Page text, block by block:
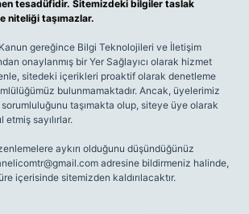
tesadüfidir. Sitemizdeki bilgiler taslak
niteliği taşımazlar.
Kanun gereğince Bilgi Teknolojileri ve İletişim
onaylanmış bir Yer Sağlayıcı olarak hizmet
sitedeki içerikleri proaktif olarak denetleme
bulunmamaktadır. Ancak, üyelerimiz
taşımakta olup, siteye üye olarak
sayılırlar.
aykırı olduğunu düşündüğünüz
adresine bildirmeniz halinde,
içerisinde sitemizden kaldırılacaktır.